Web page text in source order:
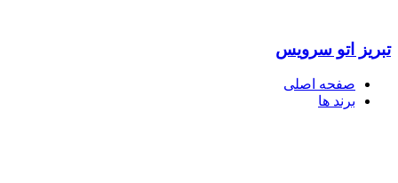
تبریز اتو سرویس
صفحه اصلی
برند ها